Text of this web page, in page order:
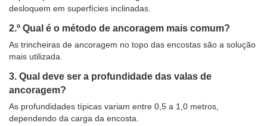
desloquem em superfícies inclinadas.
2.º Qual é o método de ancoragem mais comum?
As trincheiras de ancoragem no topo das encostas são a solução
mais utilizada.
3. Qual deve ser a profundidade das valas de
ancoragem?
As profundidades típicas variam entre 0,5 a 1,0 metros,
dependendo da carga da encosta.